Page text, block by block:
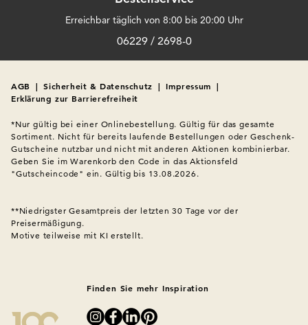
Erreichbar täglich von 8:00 bis 20:00 Uhr
06229 / 2698-0
AGB | Sicherheit & Datenschutz | Impressum |
Erklärung zur Barrierefreiheit
*Nur gültig bei einer Onlinebestellung. Gültig für das gesamte
Sortiment. Nicht für bereits laufende Bestellungen oder Geschenk-
Gutscheine nutzbar und nicht mit anderen Aktionen kombinierbar.
Geben Sie im Warenkorb den Code in das Aktionsfeld
"Gutscheincode" ein. Gültig bis 13.08.2026.
**Niedrigster Gesamtpreis der letzten 30 Tage vor der
Preisermäßigung.
Motive teilweise mit KI erstellt.
Finden Sie mehr Inspiration